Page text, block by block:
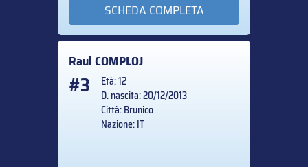
SCHEDA COMPLETA
RaulCOMPLOJ
#3
Età: 12
D. nascita: 20/12/2013
Città: Brunico
Nazione: IT